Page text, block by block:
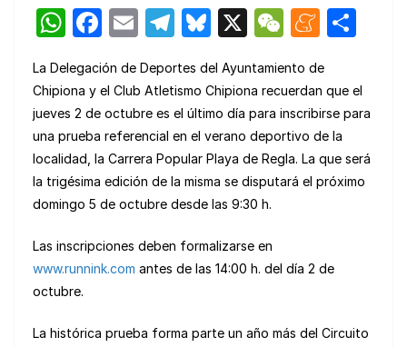
W
at
s
A
p
p
F
c
e
b
o
o
E
ail
T
e
gr
a
m
Bl
e
s
k
y
X
W
C
h
at
M
n
e
a
m
e
m
p
tir
La Delegación de Deportes del Ayuntamiento de
Chipiona y el Club Atletismo Chipiona recuerdan que el
jueves 2 de octubre es el último día para inscribirse para
una prueba referencial en el verano deportivo de la
localidad, la Carrera Popular Playa de Regla. La que será
la trigésima edición de la misma se disputará el próximo
domingo 5 de octubre desde las 9:30 h.
Las inscripciones deben formalizarse en
www.runnink.com antes de las 14:00 h. del día 2 de
octubre.
La histórica prueba forma parte un año más del Circuito